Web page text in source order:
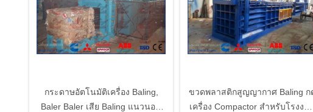
กระดาษอัตโนมัติเครื่อง Baling,
Baler Baler เสีย Baling แนวนอน
ขวดพลาสติกสูญญากาศ Baling ก
เครื่อง Compactor สำหรับโรงงาน